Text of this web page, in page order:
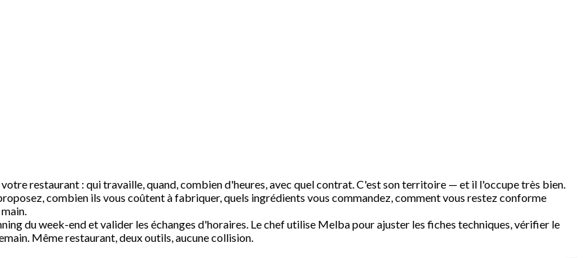
restaurant : qui travaille, quand, combien d'heures, avec quel contrat. C'est son territoire — et il l'occupe très bien.
combien ils vous coûtent à fabriquer, quels ingrédients vous commandez, comment vous restez conforme
du week-end et valider les échanges d'horaires. Le chef utilise Melba pour ajuster les fiches techniques, vérifier le
Même restaurant, deux outils, aucune collision.